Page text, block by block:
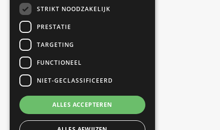
5684 GJ Best
B Fit Fysio
040 Fit |
STRIKT NOODZAKELIJK
PRESTATIE
TARGETING
FUNCTIONEEL
NIET-GECLASSIFICEERD
ALLES ACCEPTEREN